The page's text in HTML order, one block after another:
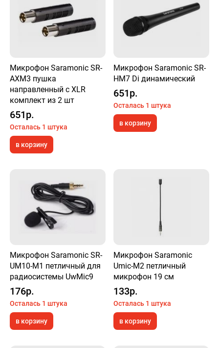
Микрофон Saramonic SR-
AXM3 пушка
направленный с XLR
комплект из 2 шт
651р.
Осталась 1 штука
в корзину
Микрофон Saramonic SR-
HM7 Di динамический
651р.
Осталась 1 штука
в корзину
Микрофон Saramonic SR-
UM10-M1 петличный для
радиосистемы UwMic9
176р.
Осталась 1 штука
в корзину
Микрофон Saramonic
Umic-M2 петличный
микрофон 19 см
133р.
Осталась 1 штука
в корзину